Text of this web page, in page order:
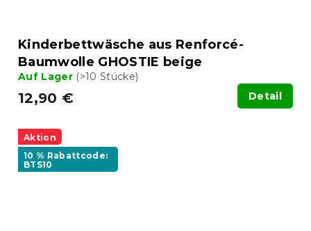
Kinderbettwäsche aus Renforcé-
Baumwolle GHOSTIE beige
Auf Lager (>10 Stücke)
12,90 € Detail
Aktion
10 % Rabattcode:
BTS10